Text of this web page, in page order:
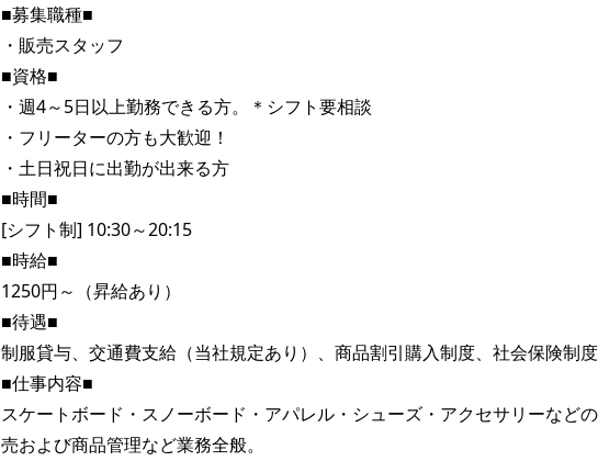
■募集職種■
・販売スタッフ
■資格■
・週4～5日以上勤務できる方。＊シフト要相談
・フリーターの方も大歓迎！
・土日祝日に出勤が出来る方
■時間■
[シフト制] 10:30～20:15
■時給■
1250円～（昇給あり）
■待遇■
制服貸与、交通費支給（当社規定あり）、商品割引購入制度、社会保険制度
■仕事内容■
スケートボード・スノーボード・アパレル・シューズ・アクセサリーなど
売および商品管理など業務全般。